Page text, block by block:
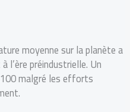
moyenne sur la planète a
l’ère préindustrielle. Un
malgré les efforts